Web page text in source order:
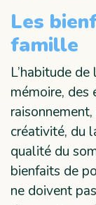
Les
famille
L’habitude
mémoire, des
créativité, du
qualité du
bienfaits de
ne doivent